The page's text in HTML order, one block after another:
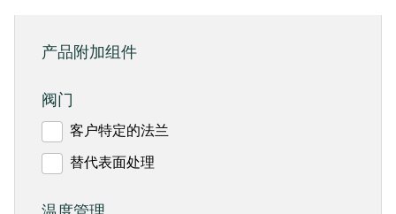
产品附加组件
阀门
客户特定的法兰
替代表面处理